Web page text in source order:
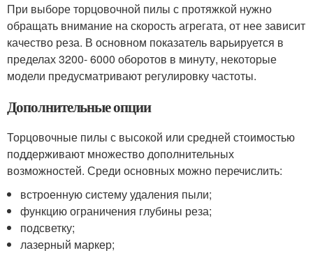
При выборе торцовочной пилы с протяжкой нужно
обращать внимание на скорость агрегата, от нее зависит
качество реза. В основном показатель варьируется в
пределах 3200- 6000 оборотов в минуту, некоторые
модели предусматривают регулировку частоты.
Дополнительные опции
Торцовочные пилы с высокой или средней стоимостью
поддерживают множество дополнительных
возможностей. Среди основных можно перечислить:
встроенную систему удаления пыли;
функцию ограничения глубины реза;
подсветку;
лазерный маркер;